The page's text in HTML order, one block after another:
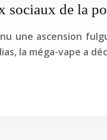
sociaux de la
une ascension
la méga-vape a